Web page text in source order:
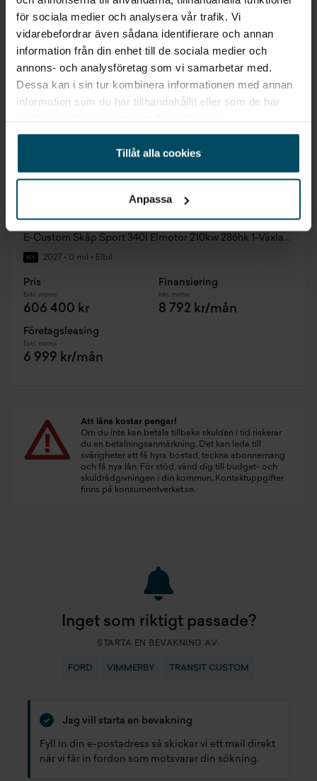
för sociala medier och analysera vår trafik. Vi
vidarebefordrar även sådana identifierare och annan
information från din enhet till de sociala medier och
annons- och analysföretag som vi samarbetar med.
Dessa kan i sin tur kombinera informationen med annan
information som du har tillhandahållit eller som de har
Tillåt alla cookies
Anpassa
Ford Transit Custom Elbil
E-Custom Skåp Sport 340l Elmotor 210kw 286hk 1-Växlad AWD El
NY 2027 • 0 mil • Elbil
Pris
Exkl. moms
606 400 kr
Finansiering
Inkl. moms
8 792 kr/mån
Företagsleasing
Exkl. moms
6 999 kr/mån
Att låna kostar pengar!
Om du inte kan betala tillbaka skulden i tid riskerar
du en betalningsanmärkning. Det kan leda till
svårigheter att få hyra bostad, teckna abonnemang
och få nya lån. För stöd, vänd dig till budget- och
skuldrådgivningen i din kommun. Kontaktuppgifter
finns på konsumentverket.se.
Inget som riktigt passade?
STARTA EN BEVAKNING AV:
FORD VIMMERBY TRANSIT CUSTOM
Jag vill starta en bevakning
Fyll in din e-postadress så skickar vi ett mail direkt
när vi får in fordon som motsvarar din sökning.